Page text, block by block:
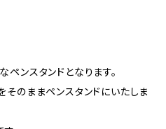
ンスタンドとなります。
のままペンスタンドにいたしま